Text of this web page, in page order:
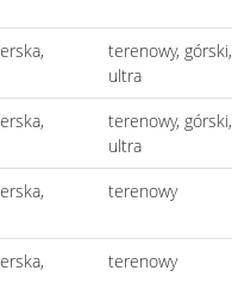
terenowy, górski,
ultra
terenowy, górski,
ultra
terenowy
terenowy